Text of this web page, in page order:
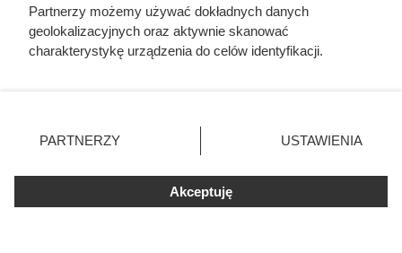
Sernik straciatella
30 min 597 kcal 76 łatwy
Partnerzy możemy używać dokładnych danych
geolokalizacyjnych oraz aktywnie skanować
charakterystykę urządzenia do celów identyfikacji.
zmienić/wycofać klikając przycisk ustawień prywatności
znajdujący się w lewym dolnym rogu strony
rodzaje przetwarzania danych nie wymagają zgody
użytkownika, ale masz prawo sprzeciwić się takiemu
przetwarzaniu. Preferencje będą miały zastosowania tylko
PARTNERZY USTAWIENIA
Akceptuję